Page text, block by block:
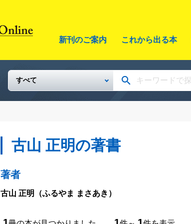
新刊のご案内 これから出る本
古山 正明の著書
著者
古山 正明 （ふるやま まさあき）